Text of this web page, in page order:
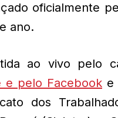
oficialmente
ano.
ao vivo pelo
e pelo Facebook e
dos